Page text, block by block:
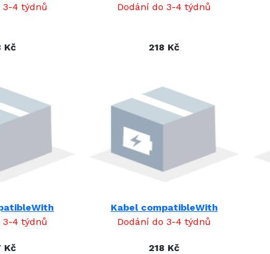
3-4 týdnů
Kč
Dodání do 3-4 týdnů
218 Kč
3-4 týdnů
Kč
Kabel compatibleWith
Dodání do 3-4 týdnů
218 Kč